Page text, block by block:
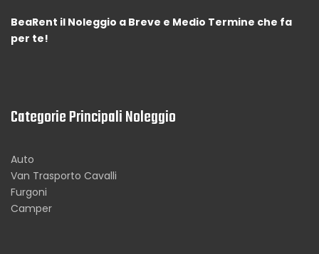
BeaRent il Noleggio a Breve e Medio Termine che fa
per te!
Categorie Principali Noleggio
Auto
Van Trasporto Cavalli
Furgoni
Camper